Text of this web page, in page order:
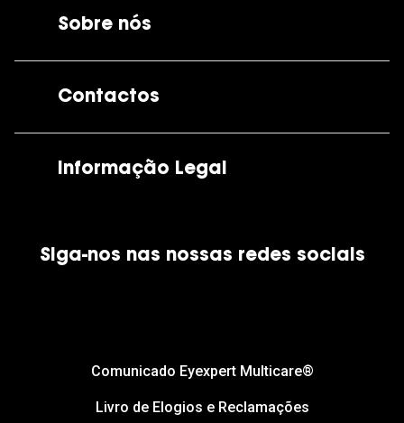
Sobre nós
Contactos
Informação Legal
Política de Cookies
Siga-nos nas nossas redes sociais
Comunicado Eyexpert Multicare®
Livro de Elogios e Reclamações